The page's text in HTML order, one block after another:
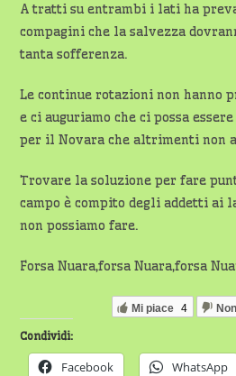
A tratti su entrambi i lati ha
compagini che la salvezza
tanta sofferenza.
Le continue rotazioni non hanno
e ci auguriamo che ci possa
per il Novara che altrimenti non
Trovare la soluzione per fare
campo è compito degli addetti ai
non possiamo fare.
Forsa Nuara,forsa Nuara,forsa
Mi piace 4
Condividi:
Facebook WhatsApp